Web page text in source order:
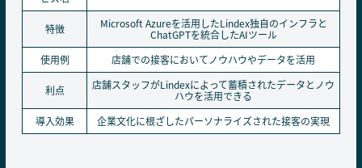
特徴
Microsoft Azureを活用したLindex独自のインフラと
ChatGPTを統合したAIツール
使用例
店舗での接客においてノウハウやデータを活用
利点
店舗スタッフがLindexによって蓄積されたデータとノウ
ハウを活用できる
導入効果
企業文化に根ざしたパーソナライズされた接客の実現